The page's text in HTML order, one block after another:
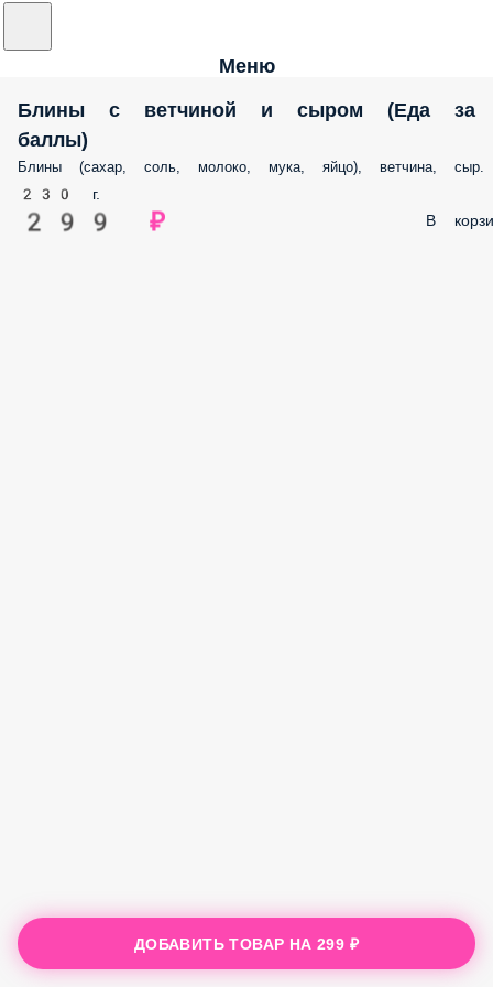
Меню
Блины с ветчиной и сыром (Еда за
баллы)
Блины (сахар, соль, молоко, мука, яйцо), ветчина, сыр.
230 г.
299 ₽ В
ДОБАВИТЬ ТОВАР НА299 ₽